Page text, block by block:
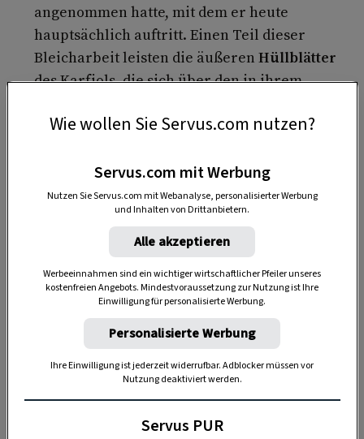
angenommen hatte, mit dem er heute
hauptsächlich auftritt. Einen Teil dieser
Bleicharbeit leisten die äußeren Hüllblätter
des Karfiols, die sich über den in ihrem
ihn teilweise abdecken, sodass das
Form erreichen kann.
DAS KÖNNTE SIE AUCH INTERESSIEREN
Wie wollen Sie Servus.com nutzen?
Servus.com mit Werbung
Nutzen Sie Servus.com mit Webanalyse, personalisierter Werbung
und Inhalten von Drittanbietern.
Alle akzeptieren
Werbeeinnahmen sind ein wichtiger wirtschaftlicher Pfeiler unseres
kostenfreien Angebots. Mindestvoraussetzung zur Nutzung ist Ihre
Einwilligung für personalisierte Werbung.
Personalisierte Werbung
Ihre Einwilligung ist jederzeit widerrufbar. Adblocker müssen vor
Nutzung deaktiviert werden.
Servus PUR